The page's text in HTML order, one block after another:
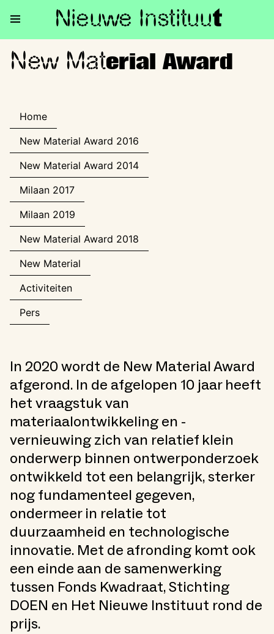
Nieuwe Instituut
New Material Award
New Material Award
Home
New Material Award 2016
New Material Award 2014
Milaan 2017
Milaan 2019
New Material Award 2018
New Material
Activiteiten
Pers
In 2020 wordt de New Material Award
afgerond. In de afgelopen 10 jaar heeft
het vraagstuk van
materiaalontwikkeling en -
vernieuwing zich van relatief klein
onderwerp binnen ontwerponderzoek
ontwikkeld tot een belangrijk, sterker
nog fundamenteel gegeven,
ondermeer in relatie tot
duurzaamheid en technologische
innovatie. Met de afronding komt ook
een einde aan de samenwerking
tussen Fonds Kwadraat, Stichting
DOEN en Het Nieuwe Instituut rond de
prijs.